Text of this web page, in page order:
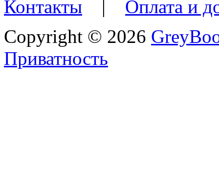
Контакты
Оплата и
Copyright © 2026
Приватность